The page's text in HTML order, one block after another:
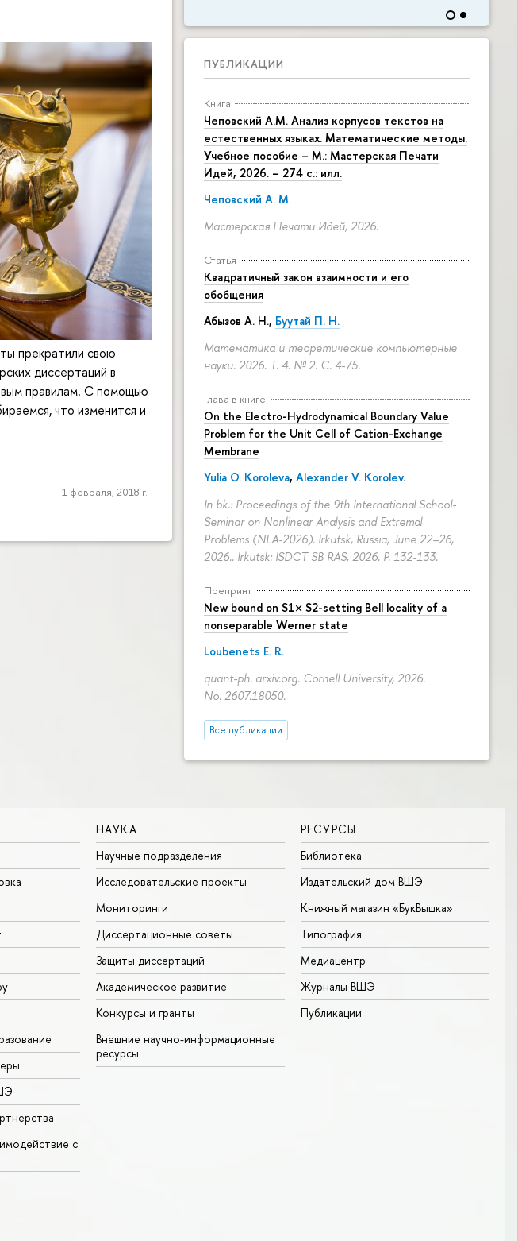
ПУБЛИКАЦИИ
Книга
Чеповский А.М. Анализ корпусов текстов на
естественных языках. Математические методы.
Учебное пособие – М.: Мастерская Печати
Идей, 2026. – 274 с.: илл.
Чеповский А. М.
Мастерская Печати Идей, 2026.
Статья
Квадратичный закон взаимности и его
обобщения
Абызов А. Н., Буутай П. Н.
Математика и теоретические компьютерные
науки. 2026. Т. 4. № 2. С. 4-75.
Глава в книге
On the Electro-Hydrodynamical Boundary Value
Problem for the Unit Cell of Cation-Exchange
Membrane
Yulia O. Koroleva, Alexander V. Korolev.
In bk.: Proceedings of the 9th International School-
Seminar on Nonlinear Analysis and Extremal
Problems (NLA-2026). Irkutsk, Russia, June 22–26,
2026.. Irkutsk: ISDCT SB RAS, 2026. P. 132-133.
Препринт
New bound on S1× S2-setting Bell locality of a
nonseparable Werner state
Loubenets E. R.
quant-ph. arxiv.org. Cornell University, 2026.
No. 2607.18050.
Все публикации
прекратили свою
диссертаций в
правилам. С помощью
что изменится и
1 февраля, 2018 г.
с
НАУКА
Научные подразделения
Исследовательские проекты
Мониторинги
Диссертационные советы
Защиты диссертаций
Академическое развитие
Конкурсы и гранты
Внешние научно-информационные
ресурсы
РЕСУРСЫ
Библиотека
Издательский дом ВШЭ
Книжный магазин «БукВышка»
Типография
Медиацентр
Журналы ВШЭ
Публикации